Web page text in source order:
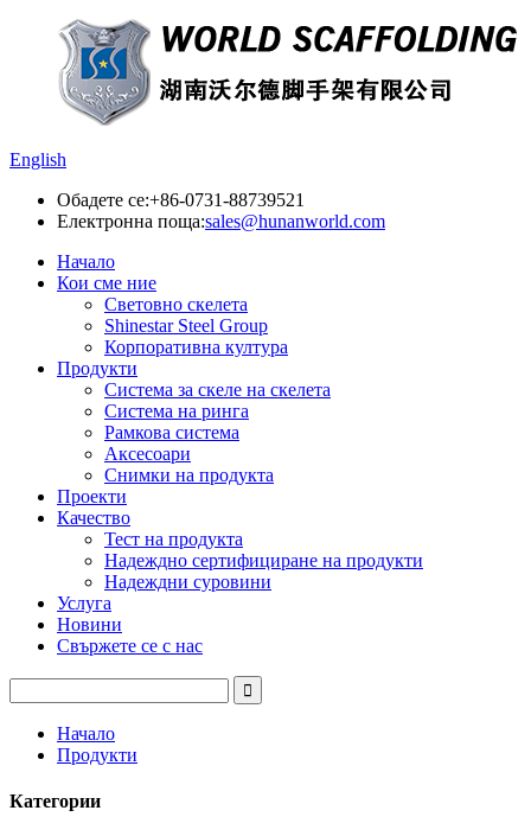
English
Обадете се:+86-0731-88739521
Електронна поща:sales@hunanworld.com
Начало
Кои сме ние
Световно скелета
Shinestar Steel Group
Корпоративна култура
Продукти
Система за скеле на скелета
Система на ринга
Рамкова система
Аксесоари
Снимки на продукта
Проекти
Качество
Тест на продукта
Надеждно сертифициране на продукти
Надеждни суровини
Услуга
Новини
Свържете се с нас
Начало
Продукти
Категории